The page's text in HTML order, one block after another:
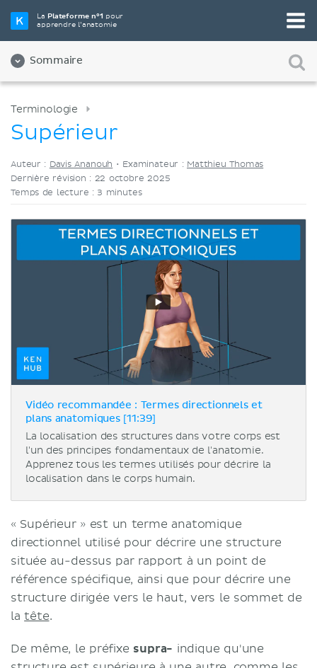
La Plateforme n°1 pour
apprendre l’anatomie
Sommaire
Choisissez votre outil d'étude préféré
Vidéos
Terminologie
Supérieur
Auteur : Davis Ananouh • Examinateur : Matthieu Thomas
Dernière révision : 22 octobre 2025
Temps de lecture : 3 minutes
Vidéo recommandée : Termes directionnels et
plans anatomiques [11:39]
La localisation des structures dans votre corps est
l'un des principes fondamentaux de l'anatomie.
Apprenez tous les termes utilisés pour décrire la
localisation dans le corps humain.
« Supérieur » est un terme anatomique
directionnel utilisé pour décrire une structure
située au-dessus par rapport à un point de
référence spécifique, ainsi que pour décrire une
structure dirigée vers le haut, vers le sommet de
latête.
De même, le préfixe supra- indique qu'une